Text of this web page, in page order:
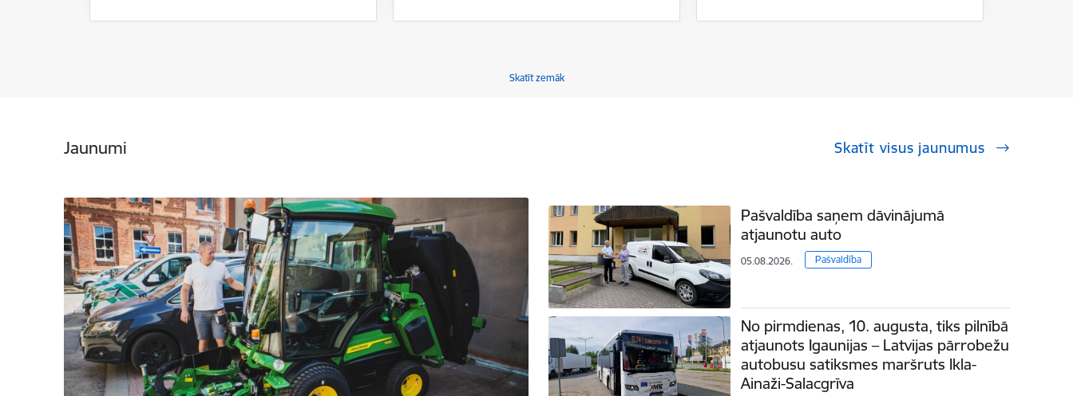
Skatīt zemāk
Jaunumi Skatīt visus jaunumus
Pašvaldība saņem dāvinājumā
atjaunotu auto
05.08.2026. Pašvaldība
No pirmdienas, 10. augusta, tiks pilnībā
atjaunots Igaunijas – Latvijas pārrobežu
autobusu satiksmes maršruts Ikla-
Ainaži-Salacgrīva